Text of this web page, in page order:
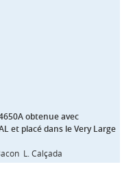
obtenue avec
et placé dans le Very Large
L. Calçada